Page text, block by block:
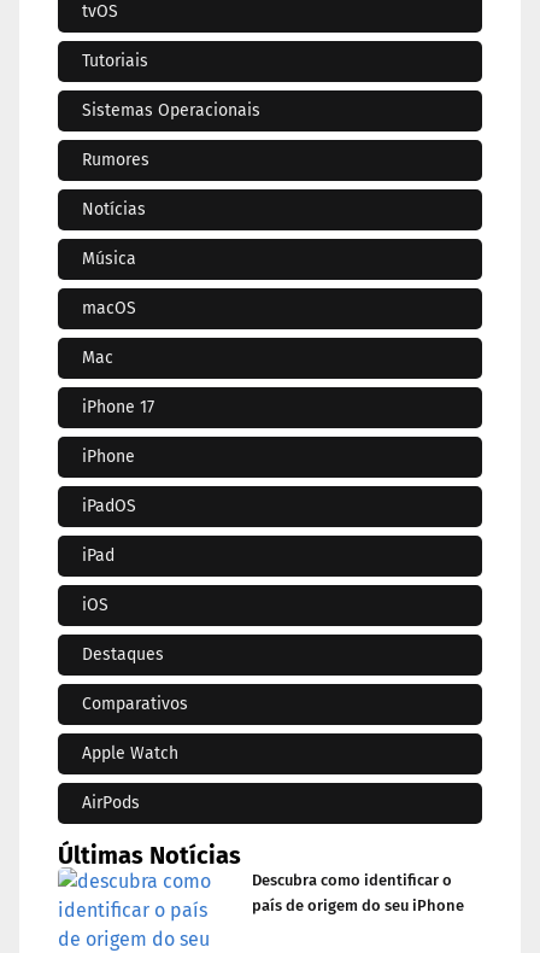
tvOS
Tutoriais
Sistemas Operacionais
Rumores
Notícias
Música
macOS
Mac
iPhone 17
iPhone
iPadOS
iPad
iOS
Destaques
Comparativos
Apple Watch
AirPods
Últimas Notícias
Descubra como identificar o
país de origem do seu iPhone